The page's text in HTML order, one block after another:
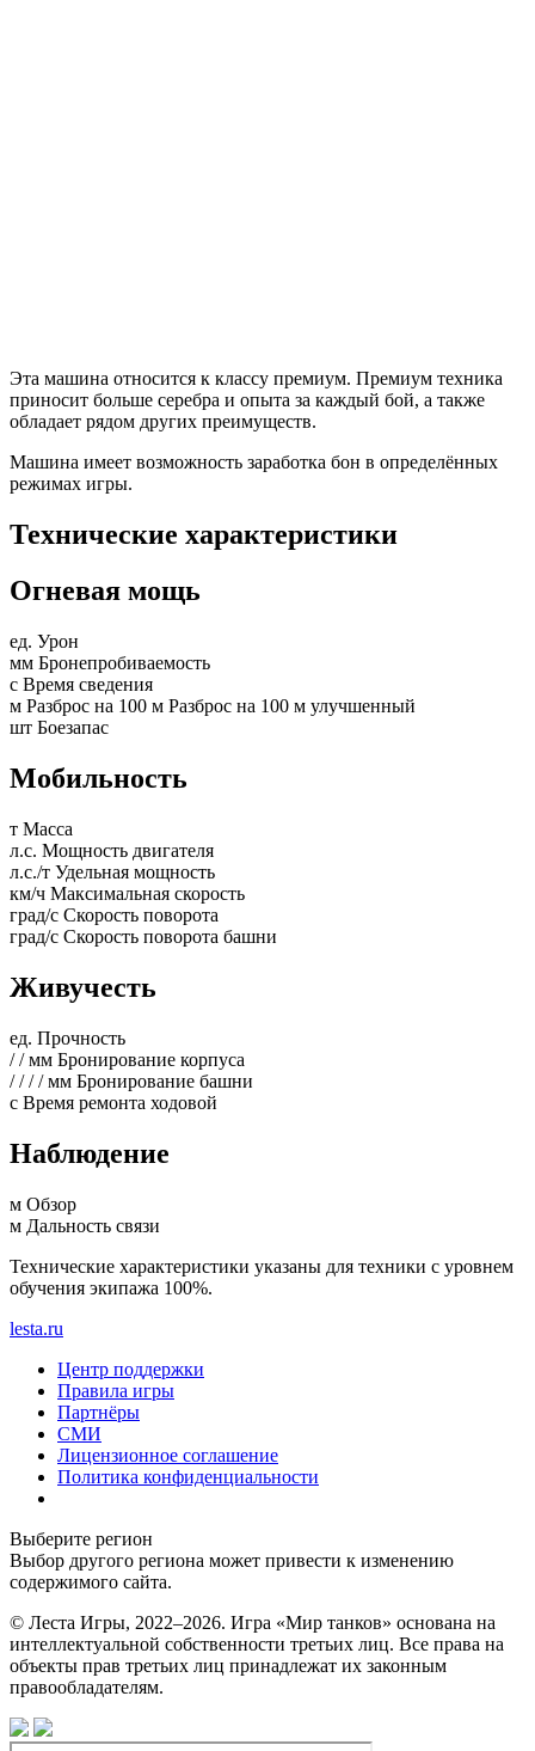
Эта машина относится к классу премиум. Премиум техника
приносит больше серебра и опыта за каждый бой, а также
обладает рядом других преимуществ.
Машина имеет возможность заработка бон в определённых
режимах игры.
Технические характеристики
Огневая мощь
ед. Урон
мм Бронепробиваемость
с Время сведения
м Разброс на 100 м Разброс на 100 м улучшенный
шт Боезапас
Мобильность
т Масса
л.с. Мощность двигателя
л.с./т Удельная мощность
км/ч Максимальная скорость
град/с Скорость поворота
град/с Скорость поворота башни
Живучесть
ед. Прочность
//мм Бронирование корпуса
////мм Бронирование башни
с Время ремонта ходовой
Наблюдение
м Обзор
м Дальность связи
Технические характеристики указаны для техники с уровнем
обучения экипажа 100%.
lesta.ru
Центр поддержки
Правила игры
Партнёры
СМИ
Лицензионное соглашение
Политика конфиденциальности
Выберите регион
Выбор другого региона может привести к изменению
содержимого сайта.
© Леста Игры, 2022–2026. Игра «Мир танков» основана на
интеллектуальной собственности третьих лиц. Все права на
объекты прав третьих лиц принадлежат их законным
правообладателям.